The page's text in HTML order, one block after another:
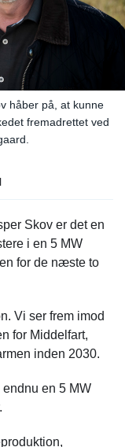
håber på, at kunne
fremadrettet ved
Skov er det en
i en 5 MW
for de næste to
Vi ser frem imod
for Middelfart,
inden 2030.
en 5 MW